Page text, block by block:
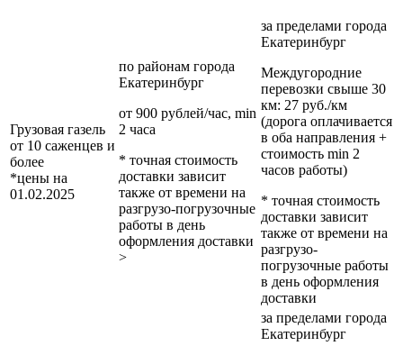
Грузовая газель
от 10 саженцев и
более
*цены на
01.02.2025
по районам города
Екатеринбург
от 900 рублей/час, min
2 часа
* точная стоимость
доставки зависит
также от времени на
разгрузо-погрузочные
работы в день
оформления доставки
>
за пределами города
Екатеринбург
Междугородние
перевозки свыше 30
км: 27 руб./км
(дорога оплачивается
в оба направления +
стоимость min 2
часов работы)
* точная стоимость
доставки зависит
также от времени на
разгрузо-
погрузочные работы
в день оформления
доставки
за пределами города
Екатеринбург